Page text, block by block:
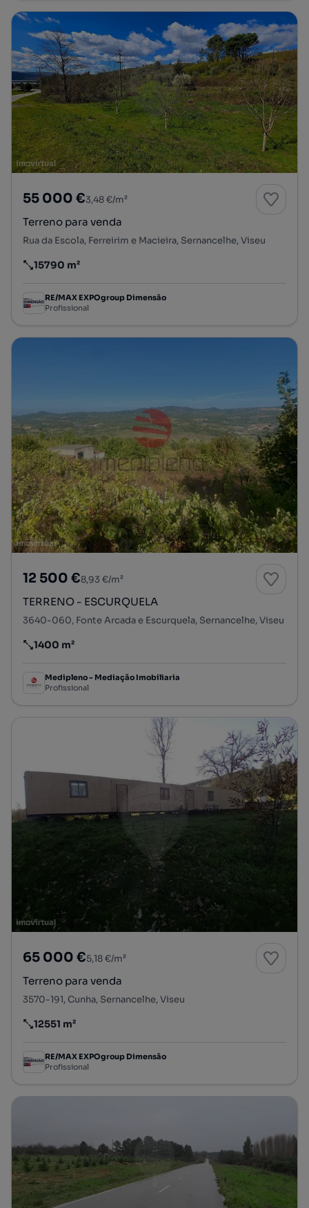
55 000 €3,48 €/m²
Terreno para venda
Rua da Escola, Ferreirim e Macieira, Sernancelhe, Viseu
Preço por metro quadrado
15790 m²
RE/MAX EXPOgroup Dimensão
Profissional
12 500 €8,93 €/m²
TERRENO - ESCURQUELA
3640-060, Fonte Arcada e Escurquela, Sernancelhe, Viseu
Preço por metro quadrado
1400 m²
Medipleno - Mediação Imobiliaria
Profissional
65 000 €5,18 €/m²
Terreno para venda
3570-191, Cunha, Sernancelhe, Viseu
Preço por metro quadrado
12551 m²
RE/MAX EXPOgroup Dimensão
Profissional